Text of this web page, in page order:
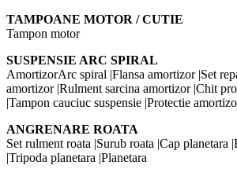
TAMPOANE MOTOR / CUTIE
Tampon motor
SUSPENSIE ARC SPIRAL
AmortizorArc spiral |Flansa amortizor |Set
amortizor |Rulment sarcina amortizor |Chit
|Tampon cauciuc suspensie |Protectie
ANGRENARE ROATA
Set rulment roata |Surub roata |Cap planetara
|Tripoda planetara |Planetara